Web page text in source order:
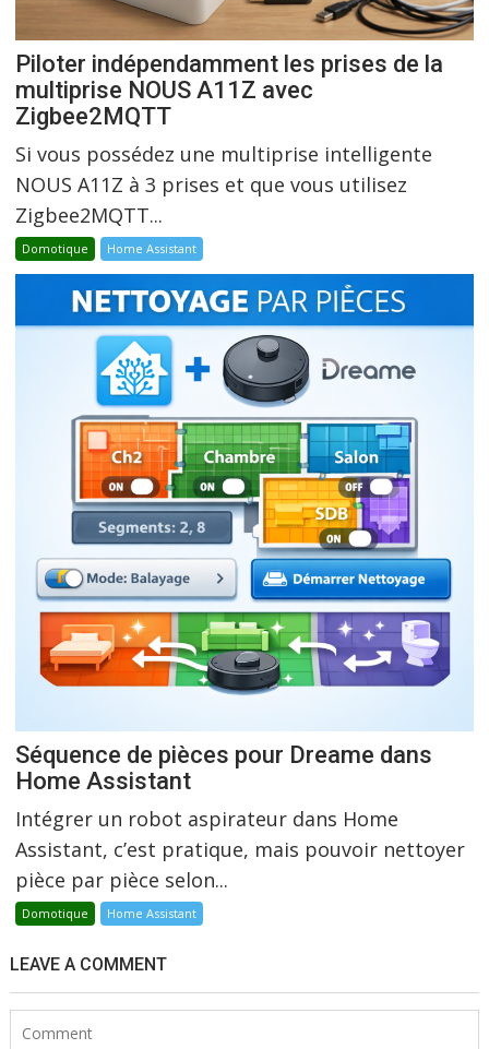
Piloter indépendamment les prises de la
multiprise NOUS A11Z avec
Zigbee2MQTT
Si vous possédez une multiprise intelligente
NOUS A11Z à 3 prises et que vous utilisez
Zigbee2MQTT...
Domotique Home Assistant
Séquence de pièces pour Dreame dans
Home Assistant
Intégrer un robot aspirateur dans Home
Assistant, c’est pratique, mais pouvoir nettoyer
pièce par pièce selon...
Domotique Home Assistant
LEAVE A COMMENT